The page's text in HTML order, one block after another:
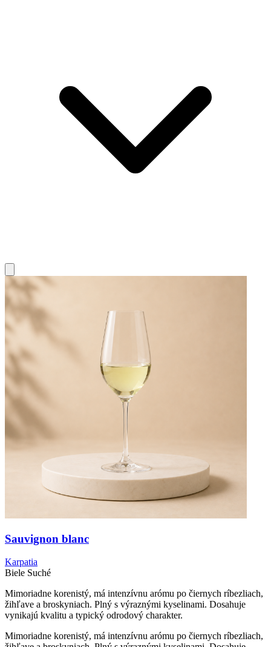
Sauvignon blanc
Karpatia
Biele Suché
Mimoriadne korenistý, má intenzívnu arómu po čiernych ríbezliach,
žihľave a broskyniach. Plný s výraznými kyselinami. Dosahuje
vynikajú kvalitu a typický odrodový charakter.
Mimoriadne korenistý, má intenzívnu arómu po čiernych ríbezliach,